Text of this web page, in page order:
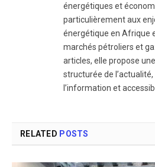
énergétiques et
particulièrement aux
énergétique en Afrique
marchés pétroliers et
articles, elle propose
structurée de
l’information et
RELATED POSTS